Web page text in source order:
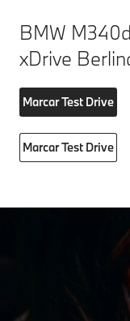
BMW M340d
xDrive
Marcar Test Drive
Marcar Test Drive